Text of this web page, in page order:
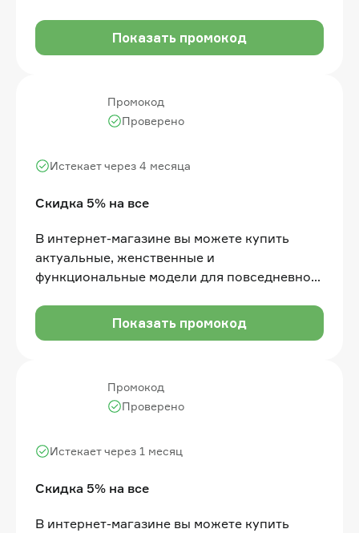
действует для новых и старых клиентов
Показать промокод
Промокод
Скидка 5% на все
Истекает через 4 месяца
Проверено
В интернет-магазине вы можете купить
актуальные, женственные и
функциональные модели для повседневной
Показать промокод
Промокод
Скидка 5% на все
Истекает через 1 месяц
Проверено
В интернет-магазине вы можете купить